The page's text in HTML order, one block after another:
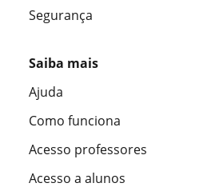
Segurança
Saiba mais
Ajuda
Como funciona
Acesso professores
Acesso a alunos